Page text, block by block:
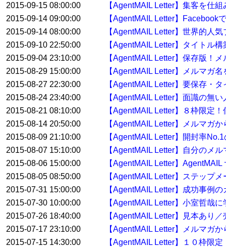
2015-09-15 08:00:00
【AgentMAIL Letter】集客を仕
2015-09-14 09:00:00
【AgentMAIL Letter】Facebook
2015-09-14 08:00:00
【AgentMAIL Letter】世界的人
2015-09-10 22:50:00
【AgentMAIL Letter】タイトル
2015-09-04 23:10:00
【AgentMAIL Letter】保存版！
2015-08-29 15:00:00
【AgentMAIL Letter】メルマガ
2015-08-27 22:30:00
【AgentMAIL Letter】要保存・
2015-08-24 23:40:00
【AgentMAIL Letter】面識の無
2015-08-21 08:10:00
【AgentMAIL Letter】８枠限定
2015-08-14 20:50:00
【AgentMAIL Letter】メルマガ
2015-08-09 21:10:00
【AgentMAIL Letter】開封率
2015-08-07 15:10:00
【AgentMAIL Letter】自分のメ
2015-08-06 15:00:00
【AgentMAIL Letter】
2015-08-05 08:50:00
【AgentMAIL Letter】ステップ
2015-07-31 15:00:00
【AgentMAIL Letter】成功事例
2015-07-30 10:00:00
【AgentMAIL Letter】小室哲哉
2015-07-26 18:40:00
【AgentMAIL Letter】見本あり
2015-07-17 23:10:00
【AgentMAIL Letter】メルマガ
2015-07-15 14:30:00
【AgentMAIL Letter】１０枠限